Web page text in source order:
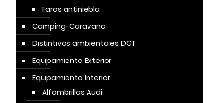
Faros antiniebla
Camping-Caravana
Distintivos ambientales DGT
Equipamiento Exterior
Equipamiento Interior
Alfombrillas Audi